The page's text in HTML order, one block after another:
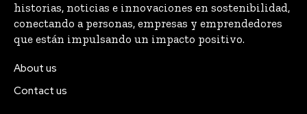
historias, noticias e innovaciones en sostenibilidad,
conectando a personas, empresas y emprendedores
que están impulsando un impacto positivo.
About us
Contact us